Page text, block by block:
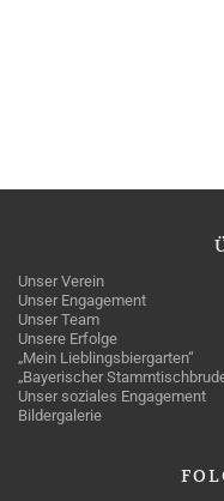
Unser Verein
Unser Engagement
Unser Team
Unsere Erfolge
„Mein Lieblingsbiergarten“
„Bayerischer
Unser soziales Engagement
Bildergalerie